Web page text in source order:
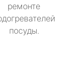
ремонте
посуды.